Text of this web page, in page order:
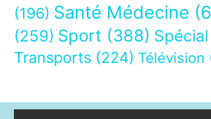
(196) Santé Médecine
(259) Sport (388) Spécial
Transports (224) Télévision